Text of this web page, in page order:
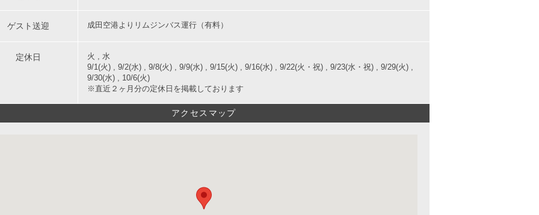
ゲスト送迎 成田空港よりリムジンバス運行（有料）
定休日
火 , 水
9/1(火) , 9/2(水) , 9/8(火) , 9/9(水) , 9/15(火) , 9/16(水) , 9/22(火・祝) , 9/23(水・祝) , 9/29(火) ,
9/30(水) , 10/6(火)
※直近２ヶ月分の定休日を掲載しております
アクセスマップ